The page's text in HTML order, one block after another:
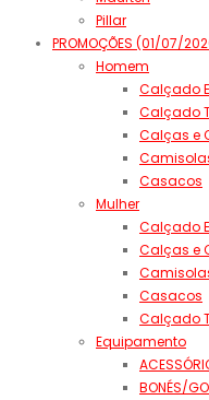
Pillar
PROMOÇÕES (01/07/
Homem
Calçado
Calçado
Calças e
Casacos
Mulher
Calçado
Calças e
Casacos
Calçado
Equipamento
BONÉS/